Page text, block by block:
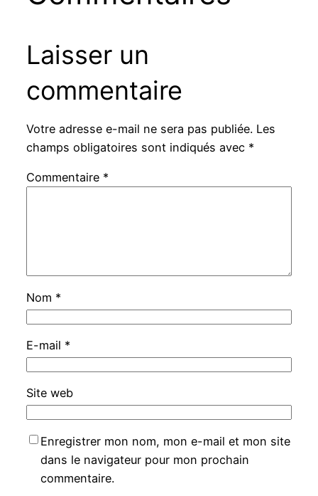
Laisser un
commentaire
Votre adresse e-mail ne sera pas publiée. Les
champs obligatoires sont indiqués avec *
Commentaire *
Nom *
E-mail *
Site web
Enregistrer mon nom, mon e-mail et mon site
dans le navigateur pour mon prochain
commentaire.